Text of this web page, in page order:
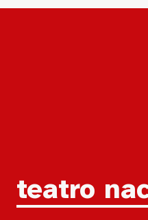
Tag:
teatro